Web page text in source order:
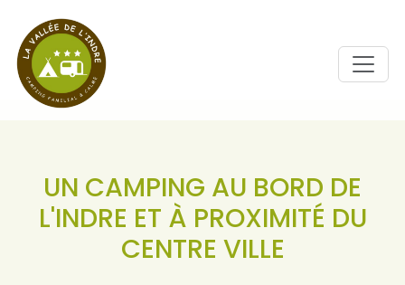
UN CAMPING AU BORD DE
L'INDRE ET À PROXIMITÉ DU
CENTRE VILLE